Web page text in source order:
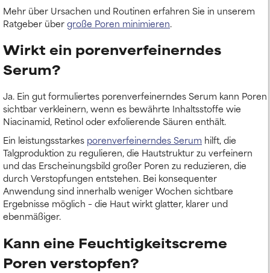
Mehr über Ursachen und Routinen erfahren Sie in unserem
Ratgeber übergroße Poren minimieren.
Wirkt ein porenverfeinerndes
Serum?
Ja. Ein gut formuliertes porenverfeinerndes Serum kann Poren
sichtbar verkleinern, wenn es bewährte Inhaltsstoffe wie
Niacinamid, Retinol oder exfolierende Säuren enthält.
Ein leistungsstarkes porenverfeinerndes Serum hilft, die
Talgproduktion zu regulieren, die Hautstruktur zu verfeinern
und das Erscheinungsbild großer Poren zu reduzieren, die
durch Verstopfungen entstehen. Bei konsequenter
Anwendung sind innerhalb weniger Wochen sichtbare
Ergebnisse möglich – die Haut wirkt glatter, klarer und
ebenmäßiger.
Kann eine Feuchtigkeitscreme
Poren verstopfen?